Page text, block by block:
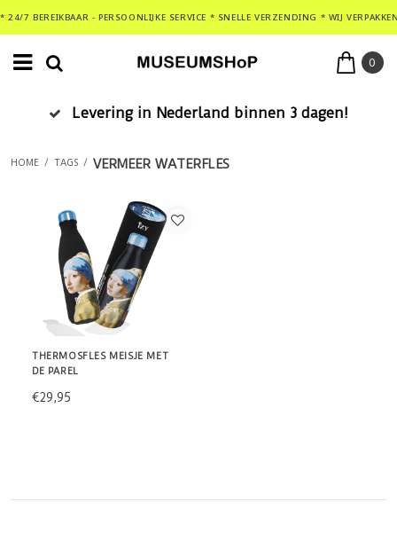
* 24/7 BEREIKBAAR - PERSOONLIJKE SERVICE * SNELLE VERZENDING * WIJ
0
Levering in Nederland binnen 3 dagen!
HOME / TAGS / VERMEER WATERFLES
THERMOSFLES MEISJE MET
DE PAREL
€29,95